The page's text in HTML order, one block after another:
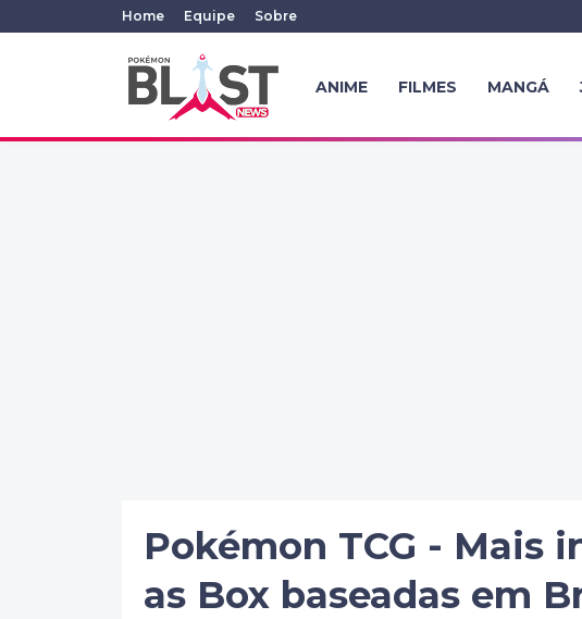
Home Equipe Sobre
ANIME FILMES MANGÁ
Pokémon TCG - Mais
as Box baseadas em